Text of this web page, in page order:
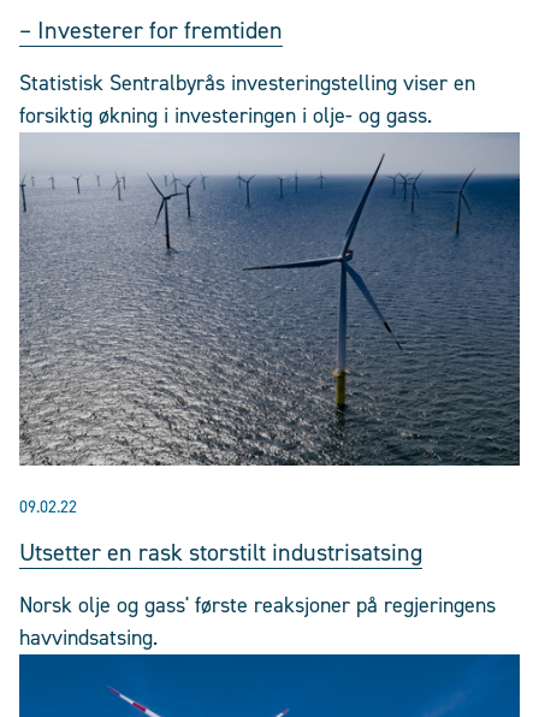
– Investerer for fremtiden
Statistisk Sentralbyrås investeringstelling viser en
forsiktig økning i investeringen i olje- og gass.
09.02.22
Utsetter en rask storstilt industrisatsing
Norsk olje og gass' første reaksjoner på regjeringens
havvindsatsing.